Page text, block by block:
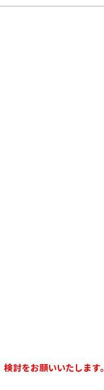
討をお願いいたします。